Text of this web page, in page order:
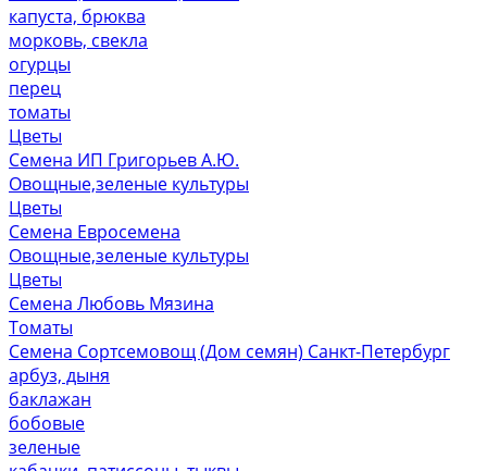
капуста, брюква
морковь, свекла
огурцы
перец
томаты
Цветы
Семена ИП Григорьев А.Ю.
Овощные,зеленые культуры
Цветы
Семена Евросемена
Овощные,зеленые культуры
Цветы
Семена Любовь Мязина
Томаты
Семена Сортсемовощ (Дом семян) Санкт-Петербург
арбуз, дыня
баклажан
бобовые
зеленые